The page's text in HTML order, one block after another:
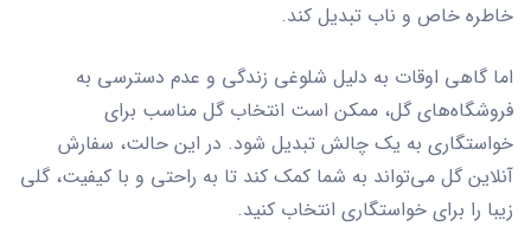
خاطره خاص و ناب تبدیل کند.
اما گاهی اوقات به دلیل شلوغی زندگی و عدم دسترسی به
فروشگاه‌های گل، ممکن است انتخاب گل مناسب برای
خواستگاری به یک چالش تبدیل شود. در این حالت، سفارش
آنلاین گل می‌تواند به شما کمک کند تا به راحتی و با کیفیت، گلی
زیبا را برای خواستگاری انتخاب کنید.